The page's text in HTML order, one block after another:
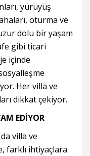
yürüyüş
oturma ve
dolu bir yaşam
gibi ticari
içinde
Her villa ve
dikkat çekiyor.
EDİYOR
villa ve
farklı ihtiyaçlara